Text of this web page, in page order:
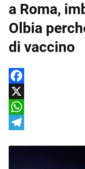
a Roma,
Olbia
di vaccino
Facebook
X
WhatsApp